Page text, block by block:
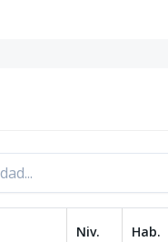
Niv. Hab.